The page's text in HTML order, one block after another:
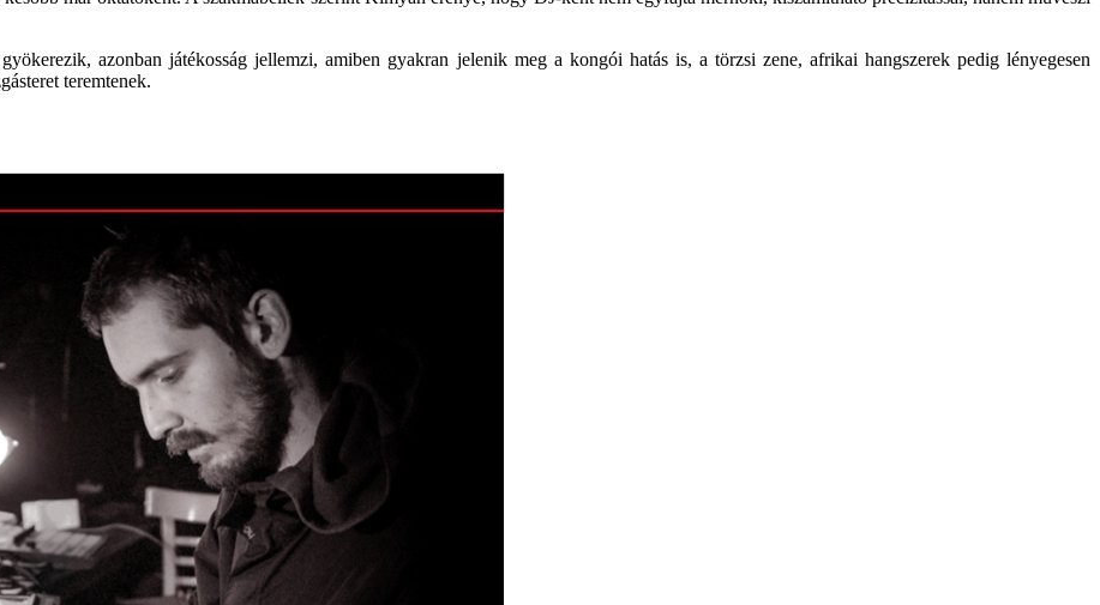
azonban játékosság jellemzi, amiben gyakran jelenik meg a kongói hatás is, a törzsi zene, afrikai hangszerek pedig lényegesen
teremtenek.